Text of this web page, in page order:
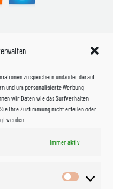
zu speichern und/oder darauf
und um personalisierte Werbung
wir Daten wie das Surfverhalten
Ihre Zustimmung nicht erteilen oder
werden.
Immer aktiv
Vorlieben